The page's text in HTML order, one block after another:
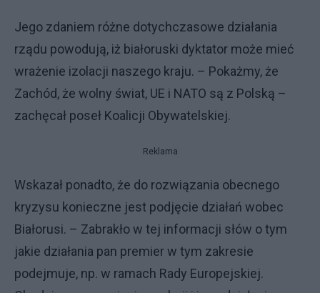
Jego zdaniem różne dotychczasowe działania
rządu powodują, iż białoruski dyktator może mieć
wrażenie izolacji naszego kraju. – Pokażmy, że
Zachód, że wolny świat, UE i NATO są z Polską –
zachęcał poseł Koalicji Obywatelskiej.
Reklama
Wskazał ponadto, że do rozwiązania obecnego
kryzysu konieczne jest podjęcie działań wobec
Białorusi. – Zabrakło w tej informacji słów o tym
jakie działania pan premier w tym zakresie
podejmuje, np. w ramach Rady Europejskiej.